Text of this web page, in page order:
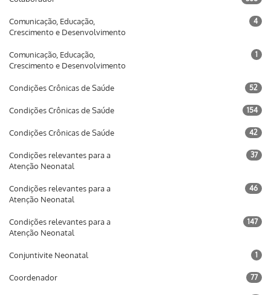
Comunicação, Educação,
Crescimento e Desenvolvimento
4
Comunicação, Educação,
Crescimento e Desenvolvimento
1
Condições Crônicas de Saúde 52
Condições Crônicas de Saúde 154
Condições Crônicas de Saúde 42
Condições relevantes para a
Atenção Neonatal
37
Condições relevantes para a
Atenção Neonatal
46
Condições relevantes para a
Atenção Neonatal
147
Conjuntivite Neonatal 1
Coordenador 77